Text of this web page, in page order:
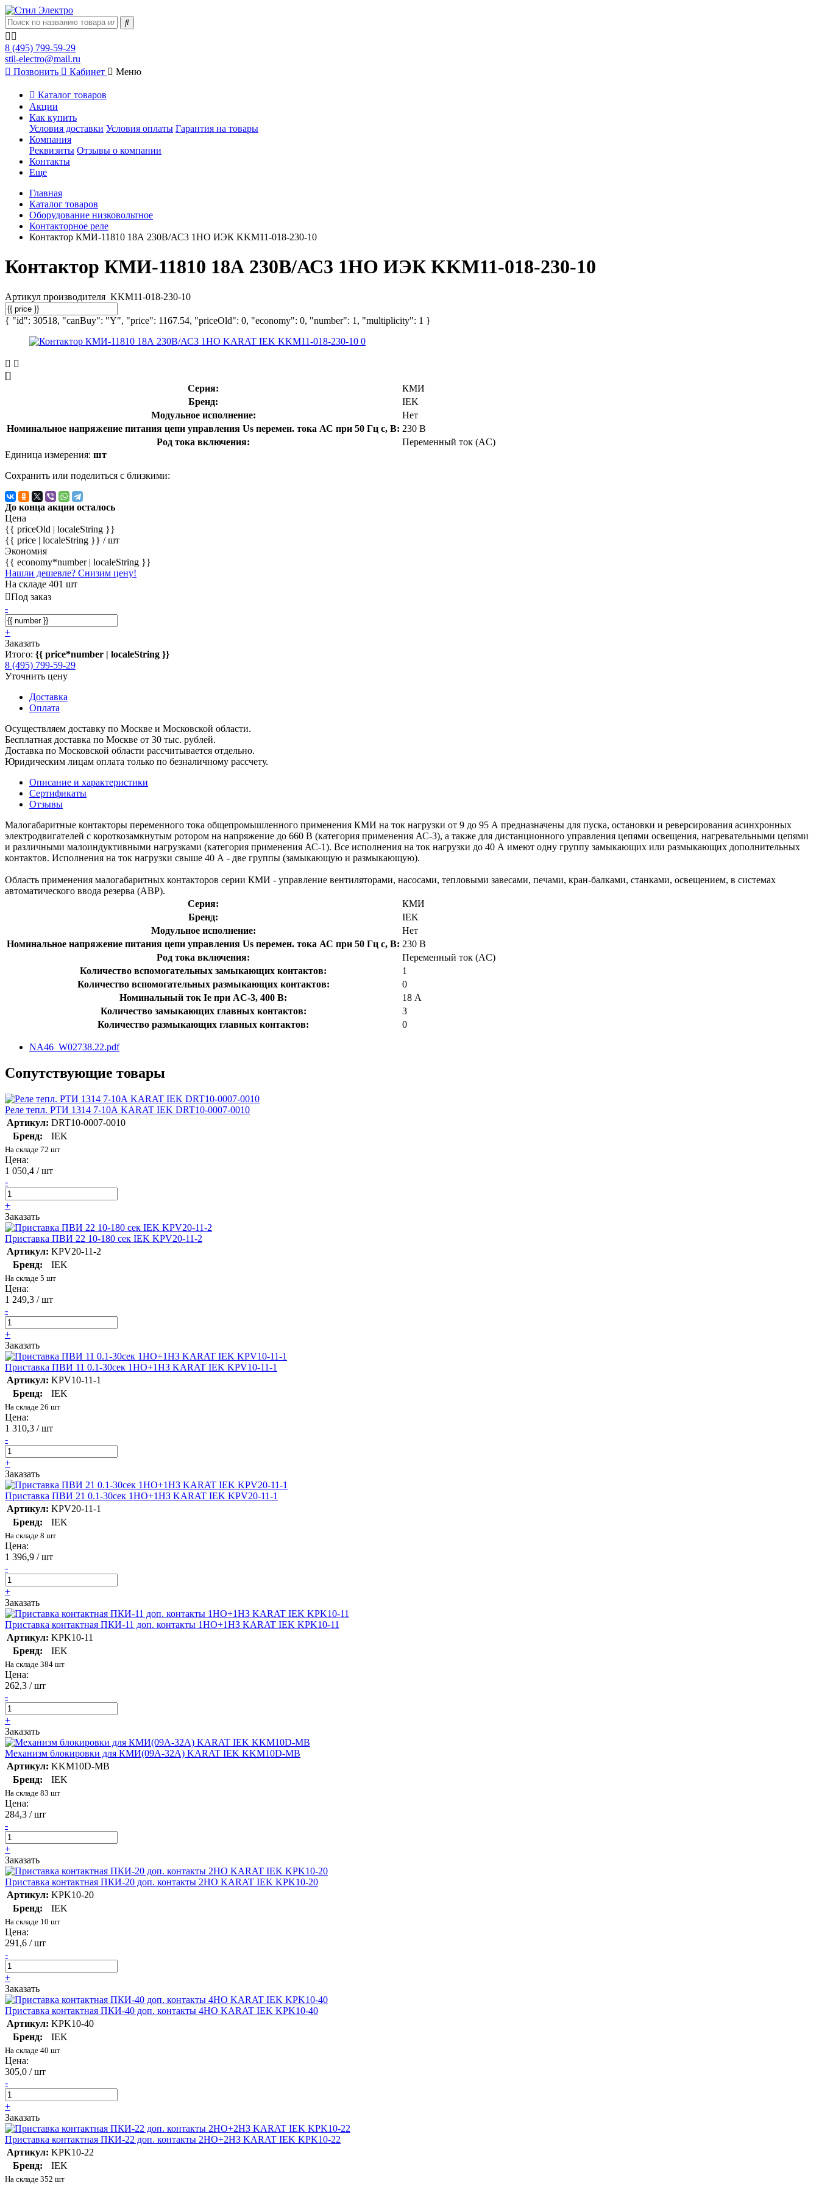
8 (495) 799-59-29
stil-electro@mail.ru
Позвонить
Кабинет Меню
Каталог товаров
Акции
Как купить
Условия доставки Условия оплаты Гарантия на товары
Компания
Реквизиты Отзывы о компании
Контакты
Еще
Главная
Каталог товаров
Оборудование низковольтное
Контакторное реле
Контактор КМИ-11810 18А 230В/АС3 1НО ИЭК KKM11-018-230-10
Контактор КМИ-11810 18А 230В/АС3 1НО ИЭК KKM11-018-230-10
Артикул производителя KKM11-018-230-10
{ "id": 30518, "canBuy": "Y", "price": 1167.54, "priceOld": 0, "economy": 0, "number": 1, "multiplicity": 1 }
[]
Серия:
КМИ
Бренд:
IEK
Модульное исполнение:
Нет
Номинальное напряжение питания цепи управления Us перемен. тока АС при 50 Гц с, В: 230 В
Род тока включения:
Переменный ток (AC)
Единица измерения: шт
Сохранить или поделиться с близкими:
До конца акции осталось
Цена
{{ priceOld | localeString }}
{{ price | localeString }} / шт
Экономия
{{ economy*number | localeString }}
Нашли дешевле? Снизим цену!
На складе 401 шт
Под заказ
-
+
Заказать
Итого: {{ price*number | localeString }}
8 (495) 799-59-29
Уточнить цену
Доставка
Оплата
Осуществляем доставку по Москве и Московской области.
Бесплатная доставка по Москве от 30 тыс. рублей.
Доставка по Московской области рассчитывается отдельно.
Юридическим лицам оплата только по безналичному рассчету.
Описание и характеристики
Сертификаты
Отзывы
Малогабаритные контакторы переменного тока общепромышленного применения КМИ на ток нагрузки от 9 до 95 А предназначены для пуска, остановки и реверсирования асинхронных
электродвигателей с короткозамкнутым ротором на напряжение до 660 В (категория применения АС-3), а также для дистанционного управления цепями освещения, нагревательными цепями
и различными малоиндуктивными нагрузками (категория применения АС-1). Все исполнения на ток нагрузки до 40 А имеют одну группу замыкающих или размыкающих дополнительных
контактов. Исполнения на ток нагрузки свыше 40 А - две группы (замыкающую и размыкающую).
Область применения малогабаритных контакторов серии КМИ - управление вентиляторами, насосами, тепловыми завесами, печами, кран-балками, станками, освещением, в системах
автоматического ввода резерва (АВР).
Серия:
КМИ
Бренд:
IEK
Модульное исполнение:
Нет
Номинальное напряжение питания цепи управления Us перемен. тока АС при 50 Гц с, В: 230 В
Род тока включения:
Переменный ток (AC)
Количество вспомогательных замыкающих контактов:
1
Количество вспомогательных размыкающих контактов:
0
Номинальный ток Ie при AC-3, 400 В:
18 А
Количество замыкающих главных контактов:
3
Количество размыкающих главных контактов:
0
NA46_W02738.22.pdf
Сопутствующие товары
Реле тепл. РТИ 1314 7-10А KARAT IEK DRT10-0007-0010
Артикул: DRT10-0007-0010
Бренд:
IEK
На складе 72 шт
Цена:
1 050,4 / шт
-
+
Заказать
Приставка ПВИ 22 10-180 сек IEK KPV20-11-2
Артикул: KPV20-11-2
Бренд:
IEK
На складе 5 шт
Цена:
1 249,3 / шт
-
+
Заказать
Приставка ПВИ 11 0.1-30сек 1НО+1НЗ KARAT IEK KPV10-11-1
Артикул: KPV10-11-1
Бренд:
IEK
На складе 26 шт
Цена:
1 310,3 / шт
-
+
Заказать
Приставка ПВИ 21 0.1-30сек 1НО+1НЗ KARAT IEK KPV20-11-1
Артикул: KPV20-11-1
Бренд:
IEK
На складе 8 шт
Цена:
1 396,9 / шт
-
+
Заказать
Приставка контактная ПКИ-11 доп. контакты 1НО+1НЗ KARAT IEK KPK10-11
Артикул: KPK10-11
Бренд:
IEK
На складе 384 шт
Цена:
262,3 / шт
-
+
Заказать
Механизм блокировки для КМИ(09А-32А) KARAT IEK KKM10D-MB
Артикул: KKM10D-MB
Бренд:
IEK
На складе 83 шт
Цена:
284,3 / шт
-
+
Заказать
Приставка контактная ПКИ-20 доп. контакты 2НО KARAT IEK KPK10-20
Артикул: KPK10-20
Бренд:
IEK
На складе 10 шт
Цена:
291,6 / шт
-
+
Заказать
Приставка контактная ПКИ-40 доп. контакты 4НО KARAT IEK KPK10-40
Артикул: KPK10-40
Бренд:
IEK
На складе 40 шт
Цена:
305,0 / шт
-
+
Заказать
Приставка контактная ПКИ-22 доп. контакты 2НО+2НЗ KARAT IEK KPK10-22
Артикул: KPK10-22
Бренд:
IEK
На складе 352 шт